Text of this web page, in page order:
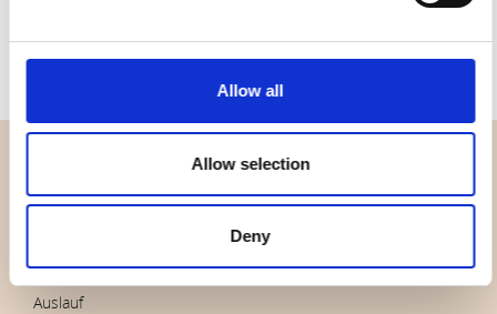
Allow all
Allow selection
Deny
Wer sind wir
Nachricht
Auslauf